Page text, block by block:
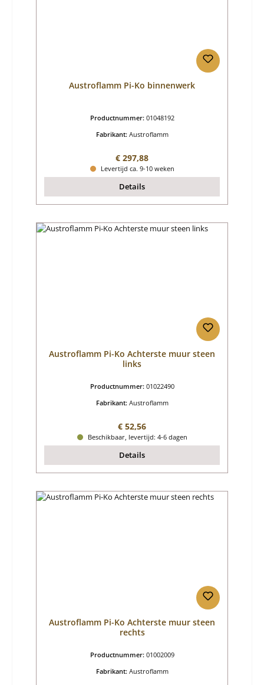
Austroflamm Pi-Ko binnenwerk
Productnummer: 01048192
Fabrikant: Austroflamm
Normale prijs:
€ 297,88
Levertijd ca. 9-10 weken
Details
Austroflamm Pi-Ko Achterste muur steen
links
Productnummer: 01022490
Fabrikant: Austroflamm
Normale prijs:
€ 52,56
Beschikbaar, levertijd: 4-6 dagen
Details
Austroflamm Pi-Ko Achterste muur steen
rechts
Productnummer: 01002009
Fabrikant: Austroflamm